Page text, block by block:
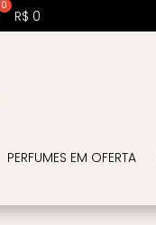
R$ 0
PERFUMES EM OFERTA